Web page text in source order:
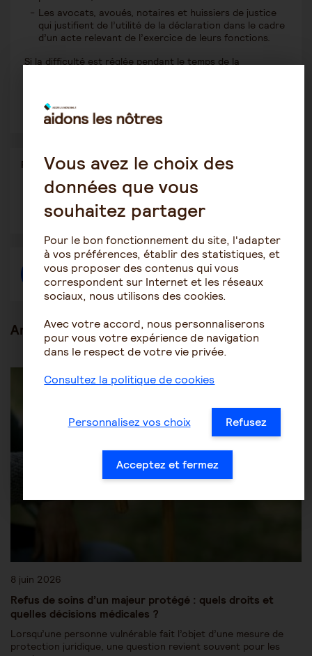
Les avocats, avoués, notaires et huissiers de justice
qui justifient de l’utilité de la déclaration dans le cadre
d’un acte relevant de l’exercice de leurs fonctions.
Si la difficulté est réglée pendant le temps de la
Partager l'articlePartager
contenu
Ouvrir
dans
fenêtre
dans
une
fenêtre
dans
fenêtre
Créer une discussion à propos de l'article
Articles en lien
8 juin 2026
Refus de soins d’un majeur protégé : quels droits et
quelles décisions médicales ?
Lorsqu’une personne vulnérable fait l’objet d’une mesure de
protection juridique, une question revient souvent pour les
Vous avez le choix des
données que vous
souhaitez partager
Pour le bon fonctionnement du site, l'adapter
à vos préférences, établir des statistiques, et
vous proposer des contenus qui vous
correspondent sur Internet et les réseaux
sociaux, nous utilisons des cookies.
Avec votre accord, nous personnaliserons
pour vous votre expérience de navigation
dans le respect de votre vie privée.
Consultez la politique de cookies
Personnalisez vos choix Refusez
Acceptez et fermez